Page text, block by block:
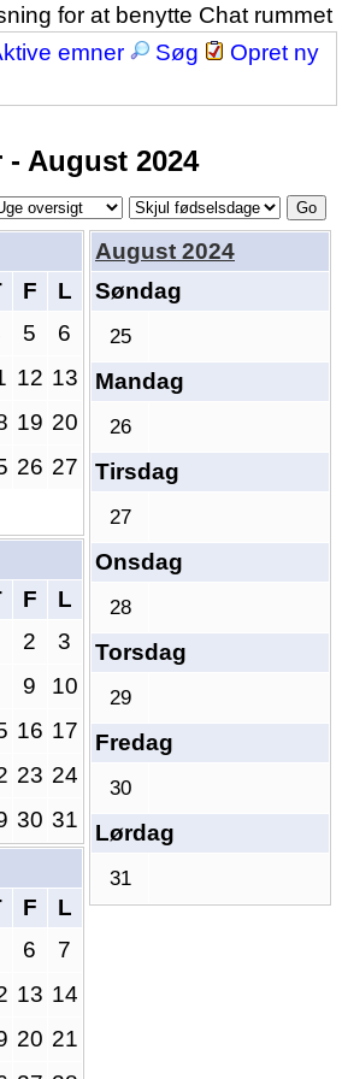
for at benytte Chat rummet
emner Søg
Opret ny
August 2024
F L
5 6
12 13
19 20
26 27
August 2024
Søndag
25
Mandag
26
Tirsdag
27
Onsdag
28
Torsdag
29
Fredag
30
Lørdag
31
F L
2 3
9 10
16 17
23 24
30 31
F L
6 7
13 14
20 21